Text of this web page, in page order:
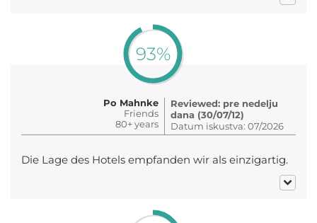
93%
Po Mahnke
Friends
80+ years
Reviewed: pre nedelju
dana (30/07/12)
Datum iskustva: 07/2026
Die Lage des Hotels empfanden wir als einzigartig.